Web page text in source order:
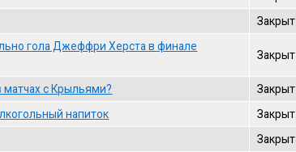
Закрыт
гола Джеффри Херста в финале
Закрыт
матчах с Крыльями? Закрыт
напиток Закрыт
Закрыт